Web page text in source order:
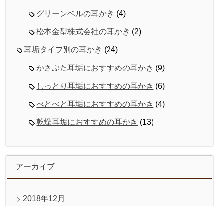
グリーンベルの耳かき (4)
松本金型株式会社の耳かき (2)
耳垢タイプ別の耳かき (24)
かさぶた耳垢におすすめの耳かき (9)
しっとり耳垢におすすめの耳かき (6)
べとべと耳垢におすすめの耳かき (4)
乾燥耳垢におすすめの耳かき (13)
アーカイブ
2018年12月